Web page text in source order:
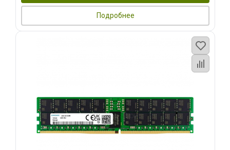
Подробнее